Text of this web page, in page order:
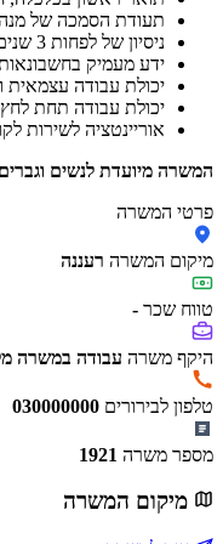
תעודת הסמכה של
ניסיון של לפחות 3 שנים בתחום הנהלת החשבונות.
ידע מעמיק
יכולת עבודה עצמאית
יכולת עבודה תחת
אוריינטציה לשירות
המשרה מיועדת לנשים
פרטי המשרה
מיקום המשרה רעננה
טווח שכר -
היקף משרה עבודה במשרה
טלפון לבירורים 030000000
מספר משרה 1921
מיקום המשרה